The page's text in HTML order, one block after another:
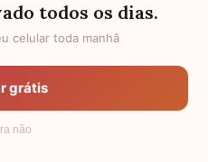
todos os dias.
celular toda manhã
grátis
não